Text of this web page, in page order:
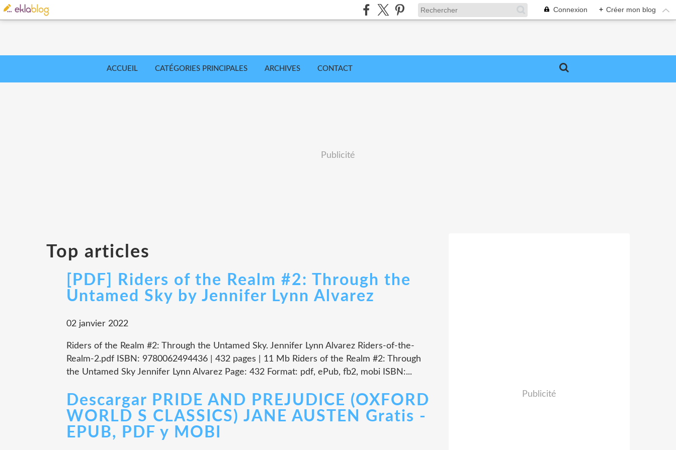
Connexion + Créer mon blog
ACCUEIL CATÉGORIES PRINCIPALES ARCHIVES CONTACT
Publicité
Top articles
[PDF] Riders of the Realm #2: Through the
Untamed Sky by Jennifer Lynn Alvarez
02 janvier 2022
Riders of the Realm #2: Through the Untamed Sky. Jennifer Lynn Alvarez Riders-of-the-
Realm-2.pdf ISBN: 9780062494436 | 432 pages | 11 Mb Riders of the Realm #2: Through
the Untamed Sky Jennifer Lynn Alvarez Page: 432 Format: pdf, ePub, fb2, mobi ISBN:...
Descargar PRIDE AND PREJUDICE (OXFORD
WORLD S CLASSICS) JANE AUSTEN Gratis -
EPUB, PDF y MOBI
Publicité